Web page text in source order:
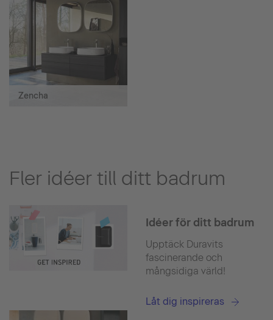
Zencha
Fler idéer till ditt badrum
Idéer för ditt badrum
Upptäck Duravits
fascinerande och
mångsidiga värld!
Låt dig inspireras